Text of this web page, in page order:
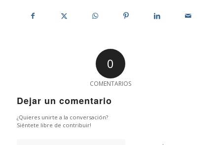
0
COMENTARIOS
Dejar un comentario
¿Quieres unirte a la conversación?
Siéntete libre de contribuir!